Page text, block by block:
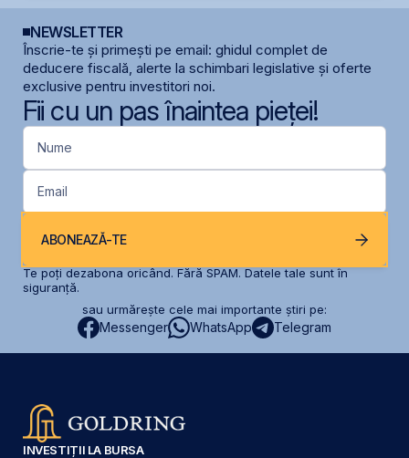
NEWSLETTER
Înscrie-te și primești pe email: ghidul complet de
deducere fiscală, alerte la schimbari legislative și oferte
exclusive pentru investitori noi.
Fii cu un pas înaintea pieței!
Nume
Email
ABONEAZĂ-TE
Te poți dezabona oricând. Fără SPAM. Datele tale sunt în
siguranță.
sau urmărește cele mai importante știri pe:
Messenger WhatsApp Telegram
INVESTIȚII LA BURSA